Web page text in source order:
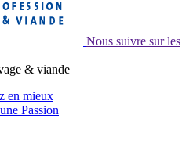
Nous suivre sur les
& viande
en mieux
Passion